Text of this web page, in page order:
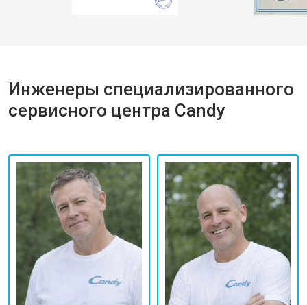
Инженеры специализированного
сервисного центра Candy